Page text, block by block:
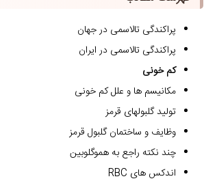
پراکندگی تالاسمی در جهان
پراکندگی تالاسمی در ایران
کم خونی
مکانیسم ها و علل کم خونی
تولید گلبولهای قرمز
وظایف و ساختمان گلبول قرمز
چند نکته راجع به هموگلوبین
اندکس های RBC